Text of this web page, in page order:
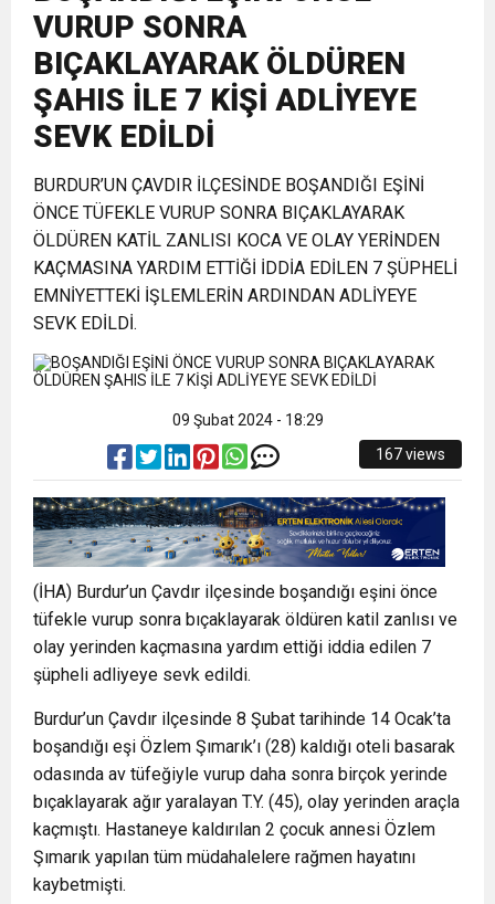
DUYURUSU
21:40 CEYLANDERE’DE BAŞKAN EMRAH
KARAÇAY’A SEVGİ SELİ
18:22 BAŞKAN SAMİ ÜSTÜN’DEN
GÖNÜLLERE DOKUNAN ZİYARET
VURUP SONRA
BIÇAKLAYARAK ÖLDÜREN
ŞAHIS İLE 7 KİŞİ ADLİYEYE
SEVK EDİLDİ
BURDUR’UN ÇAVDIR İLÇESİNDE BOŞANDIĞI EŞİNİ
ÖNCE TÜFEKLE VURUP SONRA BIÇAKLAYARAK
ÖLDÜREN KATİL ZANLISI KOCA VE OLAY YERİNDEN
KAÇMASINA YARDIM ETTİĞİ İDDİA EDİLEN 7 ŞÜPHELİ
EMNİYETTEKİ İŞLEMLERİN ARDINDAN ADLİYEYE
SEVK EDİLDİ.
09 Şubat 2024 - 18:29
167 views
(İHA) Burdur’un Çavdır ilçesinde boşandığı eşini önce
tüfekle vurup sonra bıçaklayarak öldüren katil zanlısı ve
olay yerinden kaçmasına yardım ettiği iddia edilen 7
şüpheli adliyeye sevk edildi.
Burdur’un Çavdır ilçesinde 8 Şubat tarihinde 14 Ocak’ta
boşandığı eşi Özlem Şımarık’ı (28) kaldığı oteli basarak
odasında av tüfeğiyle vurup daha sonra birçok yerinde
bıçaklayarak ağır yaralayan T.Y. (45), olay yerinden araçla
kaçmıştı. Hastaneye kaldırılan 2 çocuk annesi Özlem
Şımarık yapılan tüm müdahalelere rağmen hayatını
kaybetmişti.